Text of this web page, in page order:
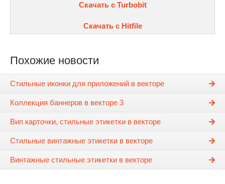
Скачать с Turbobit
Скачать с Hitfile
Похожие новости
Стильные иконки для приложений в векторе
Коллекция баннеров в векторе 3
Вип карточки, стильные этикетки в векторе
Стильные винтажные этикетки в векторе
Винтажные стильные этикетки в векторе